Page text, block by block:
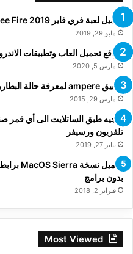
تحميل لعبة فري فاير Free Fire 2019 للاندرويد والكمبيوتر مجانا
مايو 29, 2019
مواقع تحميل العاب وتطبيقات
مارس 5, 2020
تطبيق ampere لمعرفة حالة البطارية و سرعة الشحن
مارس 29, 2015
توجيه طبق الساتلايت الى أي قمر
تلفزيون ورسيفر
يناير 27, 2019
بدون برامج
فبراير 2, 2018
Most Viewed